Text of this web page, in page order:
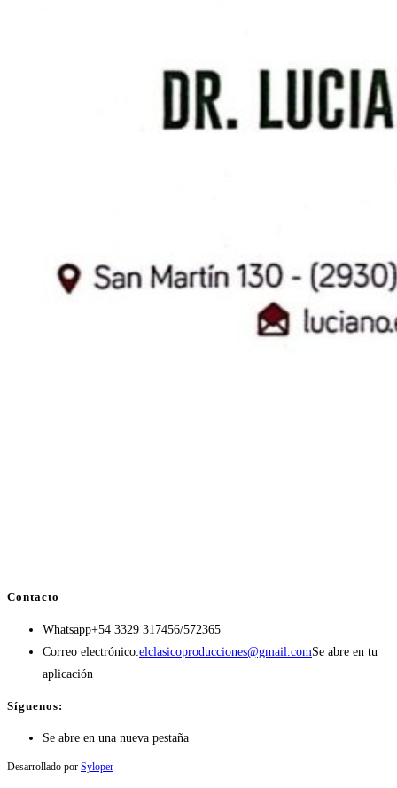
Contacto
Whatsapp+54 3329 317456/572365
Correo electrónico:elclasicoproducciones@gmail.comSe abre en tu
aplicación
Síguenos:
Se abre en una nueva pestaña
Desarrollado por Syloper